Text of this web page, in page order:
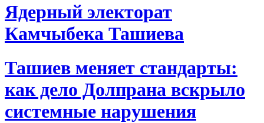
Ядерный электорат
Камчыбека Ташиева
Ташиев меняет стандарты:
как дело Долпрана вскрыло
системные нарушения